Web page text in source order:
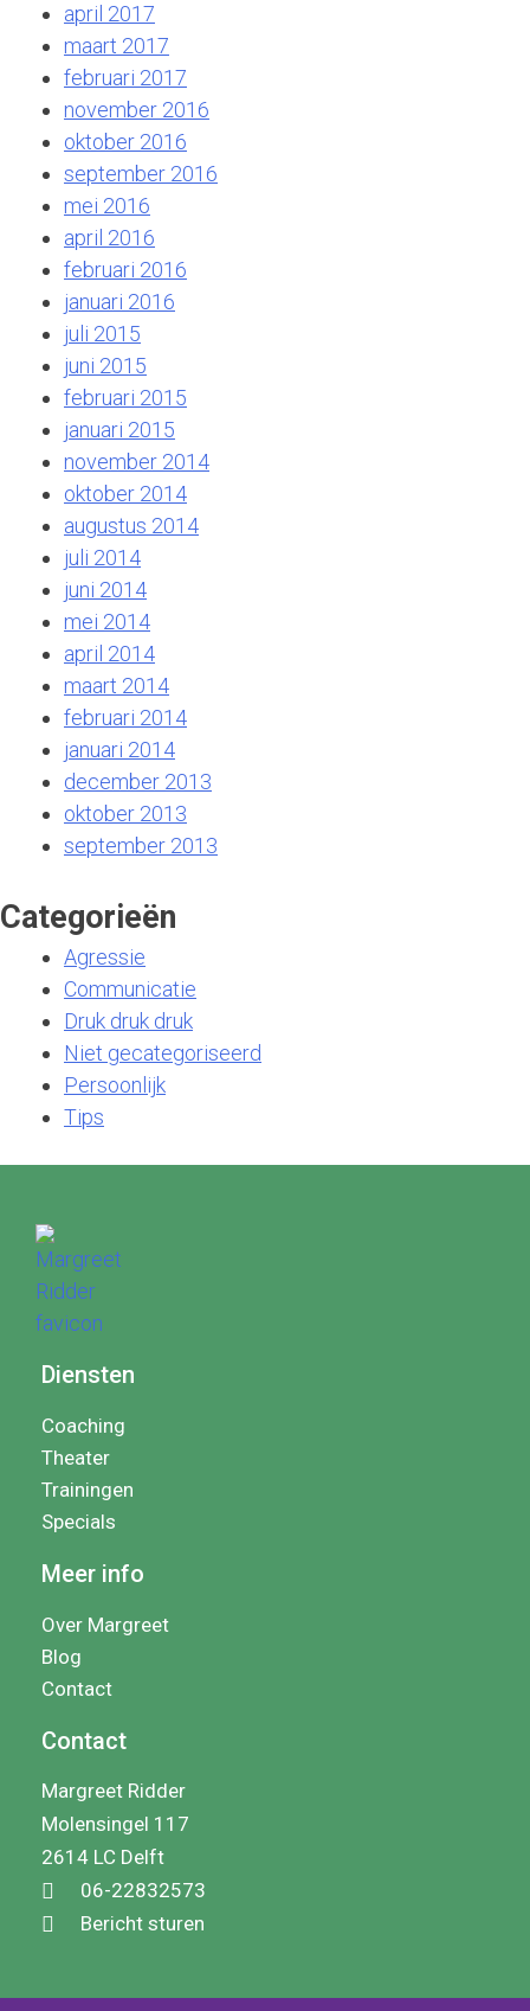
april 2017
maart 2017
februari 2017
november 2016
oktober 2016
september 2016
mei 2016
april 2016
februari 2016
januari 2016
juli 2015
juni 2015
februari 2015
januari 2015
november 2014
oktober 2014
augustus 2014
juli 2014
juni 2014
mei 2014
april 2014
maart 2014
februari 2014
januari 2014
december 2013
oktober 2013
september 2013
Categorieën
Agressie
Communicatie
Druk druk druk
Niet gecategoriseerd
Persoonlijk
Tips
Diensten
Coaching
Theater
Trainingen
Specials
Meer info
Over Margreet
Blog
Contact
Contact
Margreet Ridder
Molensingel 117
2614 LC Delft
06-22832573
Bericht sturen